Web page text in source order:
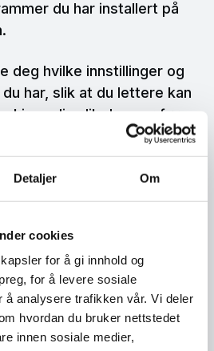
Detaljer Om
cookies
for å gi innhold og
for å levere sosiale
å analysere trafikken vår. Vi deler
hvordan du bruker nettstedet
innen sosiale medier,
du har installert på
deg hvilke innstillinger og
har, slik at du lettere kan
din slik den var før
et virus. Ta også en kopi
du ikke vil miste, legg
en minnepinne eller en
eller last dem opp i en
av skadevaren. Disse
med
før de legges